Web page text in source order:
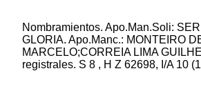
Nombramientos. Apo.Man.Soli:
GLORIA. Apo.Manc.: MONTEIRO
MARCELO;CORREIA LIMA
registrales. S 8 , H Z 62698, I/A 10